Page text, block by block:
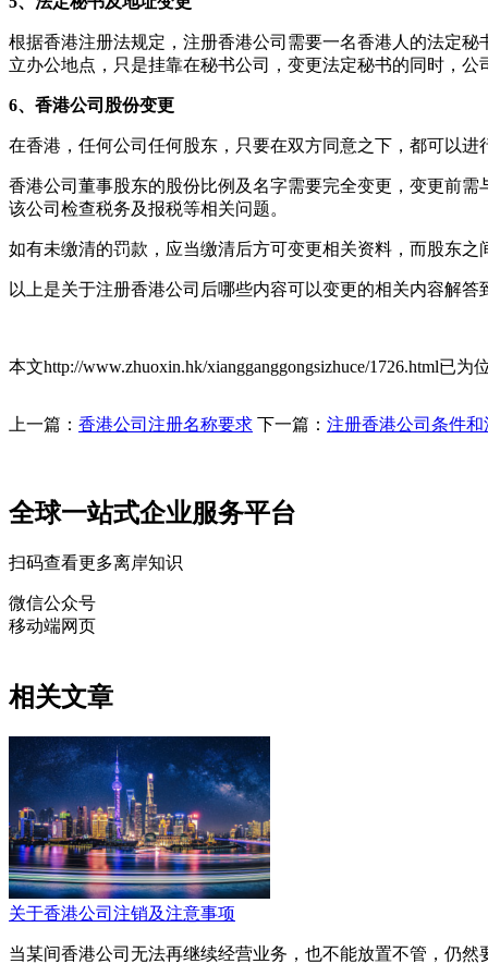
根据香港注册法规定，注册香港公司需要一名香港人的法定
立办公地点，只是挂靠在秘书公司，变更法定秘书的同时，公
6、香港公司股份变更
在香港，任何公司任何股东，只要在双方同意之下，都可以
香港公司董事股东的股份比例及名字需要完全变更，变更前
该公司检查税务及报税等相关问题。
如有未缴清的罚款，应当缴清后方可变更相关资料，而股东
以上是关于注册香港公司后哪些内容可以变更的相关内容解
本文http://www.zhuoxin.hk/xiangganggongsizhuce/1726.html已为
上一篇： 香港公司注册名称要求 下一篇： 注册香港公司条件和
全球一站式企业服务平台
扫码查看更多离岸知识
微信公众号
移动端网页
相关文章
关于香港公司注销及注意事项
当某间香港公司无法再继续经营业务，也不能放置不管，仍然